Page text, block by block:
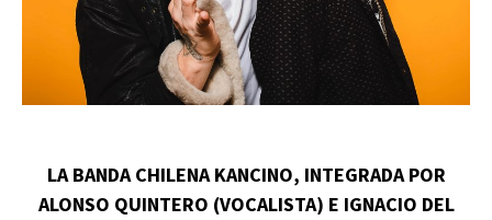
LA BANDA CHILENA KANCINO, INTEGRADA POR
ALONSO QUINTERO (VOCALISTA) E IGNACIO DEL